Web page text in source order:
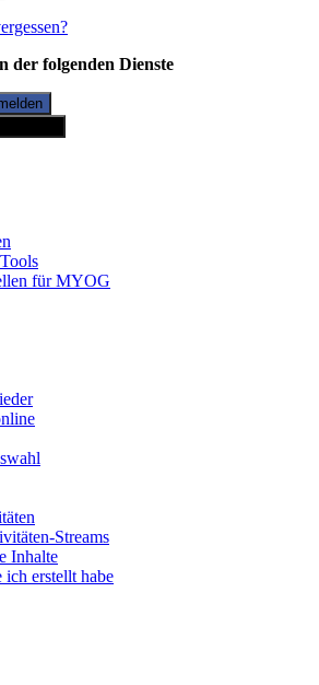
der folgenden Dienste
für MYOG
Streams
Inhalte
ich erstellt habe